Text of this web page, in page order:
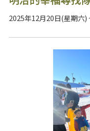
2025年12月20日(星期六